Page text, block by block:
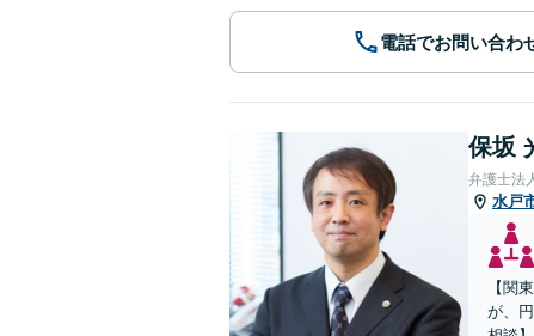
電話でお問い合わ
保坂
弁護士法
水戸
【関
が、